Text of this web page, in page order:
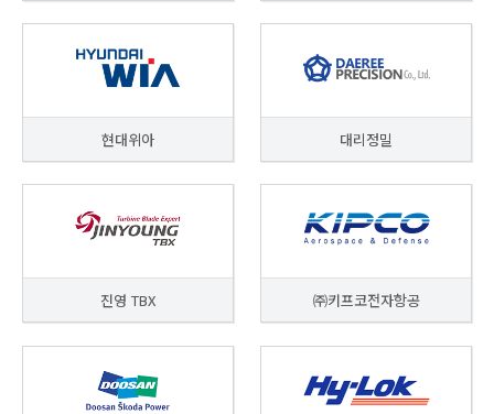
현대위아 대리정밀
진영 TBX ㈜키프코전자항공